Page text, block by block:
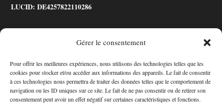
Gérer le consentement
Pour offrir les meilleures expériences, nous utilisons des technologies telles que les
cookies pour stocker et/ou accéder aux informations des appareils. Le fait de consentir
à ces technologies nous permettra de traiter des données telles que le comportement de
navigation ou les ID uniques sur ce site. Le fait de ne pas consentir ou de retirer son
consentement peut avoir un effet négatif sur certaines caractéristiques et fonctions.
LUCID: DE4257822110286
Accessibilité
Mon Compte